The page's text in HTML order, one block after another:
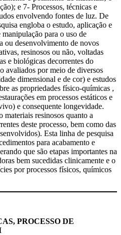
e 7- Processos, técnicas e
envolvendo fontes de luz. De
engloba o estudo, aplicação e
para o uso de
ou desenvolvimento de novos
resinosos ou não, voltadas
e biológicas decorrentes do
avaliados por meio de diversos
dimensional e de cor) e estudos
as propriedades físico-químicas ,
em processos estáticos e
e consequente longevidade.
resinosos quanto a
deste processo, bem como das
Esta linha de pesquisa
para acabamento e
que são etapas importantes na
bem sucedidas clinicamente e o
por processos físicos, químicos
PROCESSO DE